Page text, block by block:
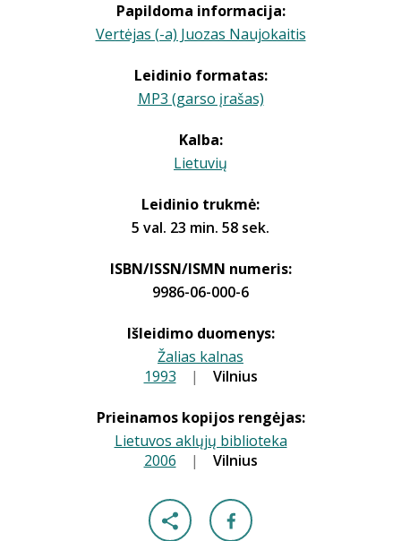
Papildoma informacija:
Vertėjas (-a) Juozas Naujokaitis
Leidinio formatas:
MP3 (garso įrašas)
Kalba:
Lietuvių
Leidinio trukmė:
5 val. 23 min. 58 sek.
ISBN/ISSN/ISMN numeris:
9986-06-000-6
Išleidimo duomenys:
Žalias kalnas
1993 | Vilnius
Prieinamos kopijos rengėjas:
Lietuvos aklųjų biblioteka
2006 | Vilnius